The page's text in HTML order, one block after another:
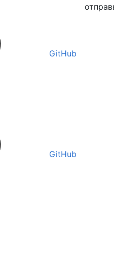
GitHub
GitHub